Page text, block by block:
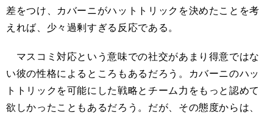
差をつけ、カバーニがハットトリックを決めたことを考
えれば、少々過剰すぎる反応である。
マスコミ対応という意味での社交があまり得意ではな
い彼の性格によるところもあるだろう。カバーニのハッ
トトリックを可能にした戦略とチーム力をもっと認めて
欲しかったこともあるだろう。だが、その態度からは、